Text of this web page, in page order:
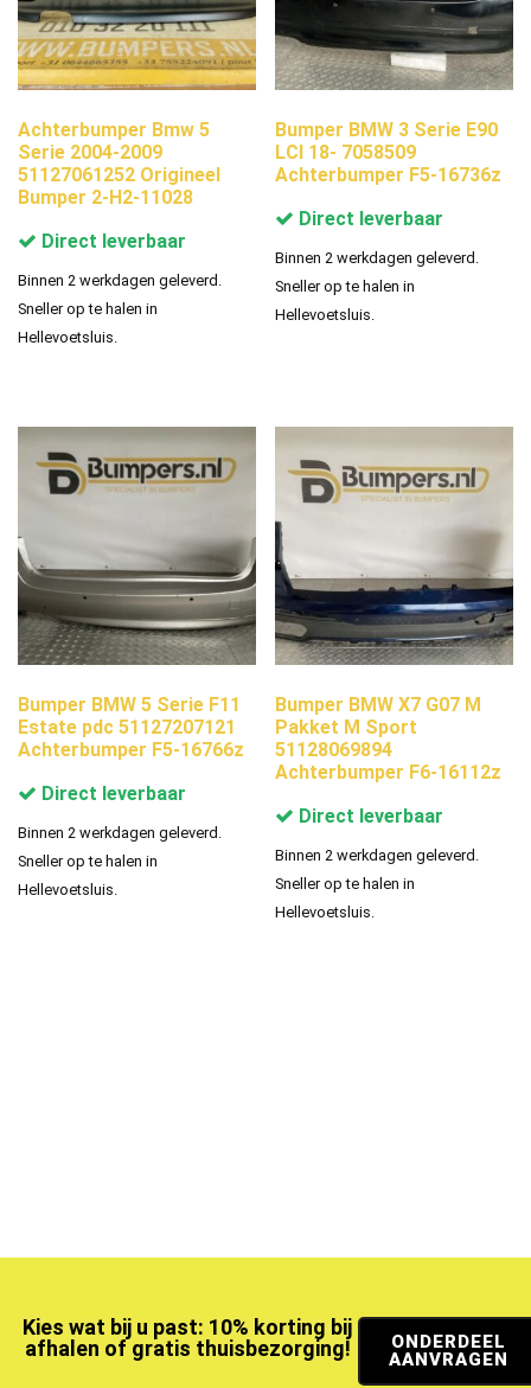
Achterbumper Bmw 5
Serie 2004-2009
51127061252 Origineel
Bumper 2-H2-11028
Direct leverbaar
Binnen 2 werkdagen geleverd.
Sneller op te halen in
Hellevoetsluis.
Bumper BMW 3 Serie E90
LCI 18- 7058509
Achterbumper F5-16736z
Direct leverbaar
Binnen 2 werkdagen geleverd.
Sneller op te halen in
Hellevoetsluis.
Bumper BMW 5 Serie F11
Estate pdc 51127207121
Achterbumper F5-16766z
Direct leverbaar
Binnen 2 werkdagen geleverd.
Sneller op te halen in
Hellevoetsluis.
Bumper BMW X7 G07 M
Pakket M Sport
51128069894
Achterbumper F6-16112z
Direct leverbaar
Binnen 2 werkdagen geleverd.
Sneller op te halen in
Hellevoetsluis.
Kies wat bij u past: 10% korting bij
afhalen of gratis thuisbezorging!
ONDERDEEL
AANVRAGEN